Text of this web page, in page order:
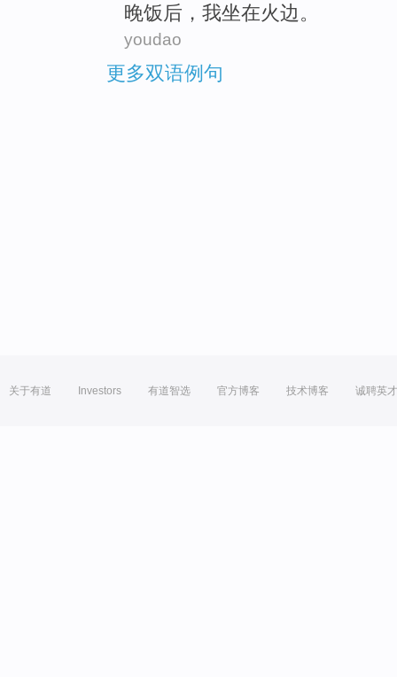
晚饭 后， 我坐在火边。
youdao
更多双语例句
关于有道 Investors 有道智选 官方博客 技术博客 诚聘英才